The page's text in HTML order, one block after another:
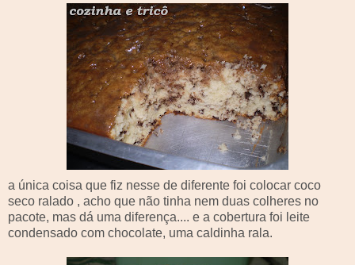
a única coisa que fiz nesse de diferente foi colocar coco
seco ralado , acho que não tinha nem duas colheres no
pacote, mas dá uma diferença.... e a cobertura foi leite
condensado com chocolate, uma caldinha rala.